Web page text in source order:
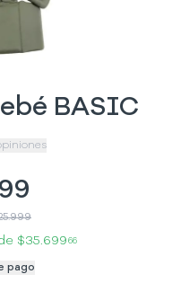
BASIC
$35.699 66
pago